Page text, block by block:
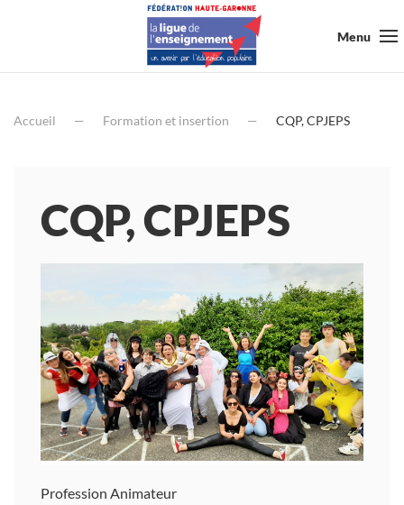
Menu
Accueil Formation et insertion CQP, CPJEPS
CQP, CPJEPS
Profession Animateur